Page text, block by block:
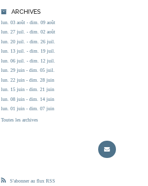
ARCHIVES
lun. 03 août - dim. 09 août
lun. 27 juil. - dim. 02 août
lun. 20 juil. - dim. 26 juil.
lun. 13 juil. - dim. 19 juil.
lun. 06 juil. - dim. 12 juil.
lun. 29 juin - dim. 05 juil.
lun. 22 juin - dim. 28 juin
lun. 15 juin - dim. 21 juin
lun. 08 juin - dim. 14 juin
lun. 01 juin - dim. 07 juin
Toutes les archives
S'abonner au flux RSS